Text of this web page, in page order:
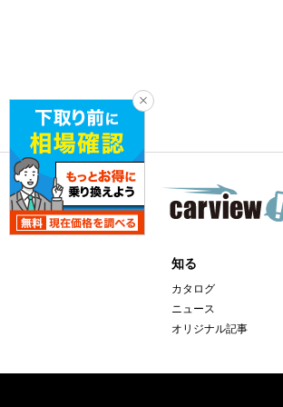
知る
カタログ
ニュース
オリジナル記事